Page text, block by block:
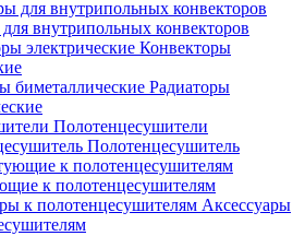
внутрипольных конвекторов
Конвекторы
Радиаторы
Полотенцесушители
Полотенцесушитель
к полотенцесушителям
Аксессуары